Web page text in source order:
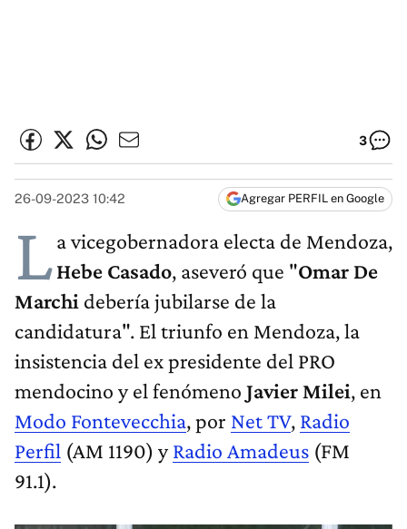
3
26-09-2023 10:42 Agregar PERFIL en Google
La vicegobernadora electa de Mendoza,
Hebe Casado, aseveró que "Omar De
Marchi debería jubilarse de la
candidatura". El triunfo en Mendoza, la
insistencia del ex presidente del PRO
mendocino y el fenómeno Javier Milei, en
Modo Fontevecchia, por Net TV, Radio
Perfil (AM 1190) yRadio Amadeus (FM
91.1).